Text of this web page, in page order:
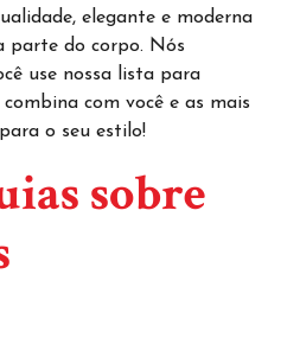
elegante e moderna
parte do corpo. Nós
use nossa lista para
com você e as mais
o seu estilo!
sobre